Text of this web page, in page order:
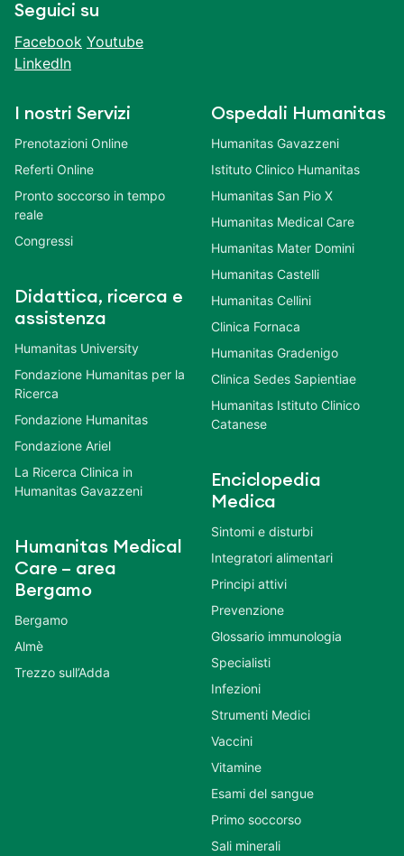
Seguici su
Facebook Youtube
LinkedIn
I nostri Servizi
Prenotazioni Online
Referti Online
Pronto soccorso in tempo
reale
Congressi
Didattica, ricerca e
assistenza
Humanitas University
Fondazione Humanitas per la
Ricerca
Fondazione Humanitas
Fondazione Ariel
La Ricerca Clinica in
Humanitas Gavazzeni
Humanitas Medical
Care – area
Bergamo
Bergamo
Almè
Trezzo sull’Adda
Ospedali Humanitas
Humanitas Gavazzeni
Istituto Clinico Humanitas
Humanitas San Pio X
Humanitas Medical Care
Humanitas Mater Domini
Humanitas Castelli
Humanitas Cellini
Clinica Fornaca
Humanitas Gradenigo
Clinica Sedes Sapientiae
Humanitas Istituto Clinico
Catanese
Enciclopedia
Medica
Sintomi e disturbi
Integratori alimentari
Principi attivi
Prevenzione
Glossario immunologia
Specialisti
Infezioni
Strumenti Medici
Vaccini
Vitamine
Esami del sangue
Primo soccorso
Sali minerali